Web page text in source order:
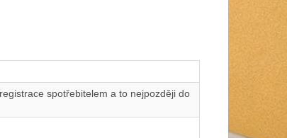
spotřebitelem a to nejpozději do